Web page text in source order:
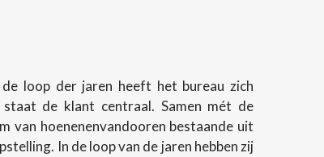
loop der jaren heeft het bureau zich
de klant centraal. Samen mét de
van hoenenenvandooren bestaande uit
In de loop van de jaren hebben zij